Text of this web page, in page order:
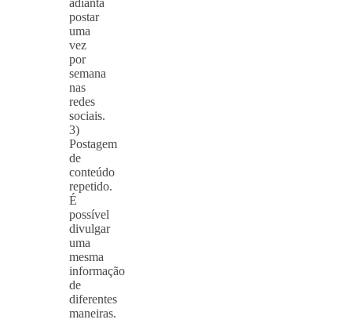
postar
uma
vez
por
semana
nas
redes
sociais.
3)
Postagem
de
conteúdo
repetido.
É
possível
divulgar
uma
mesma
informação
de
diferentes
maneiras.